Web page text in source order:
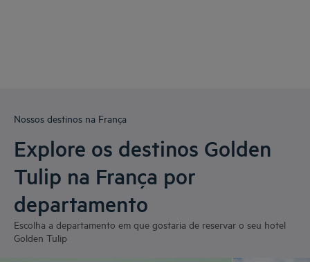
Nossos destinos na França
Explore os destinos Golden
Tulip na França por
departamento
Escolha a departamento em que gostaria de reservar o seu hotel
Golden Tulip